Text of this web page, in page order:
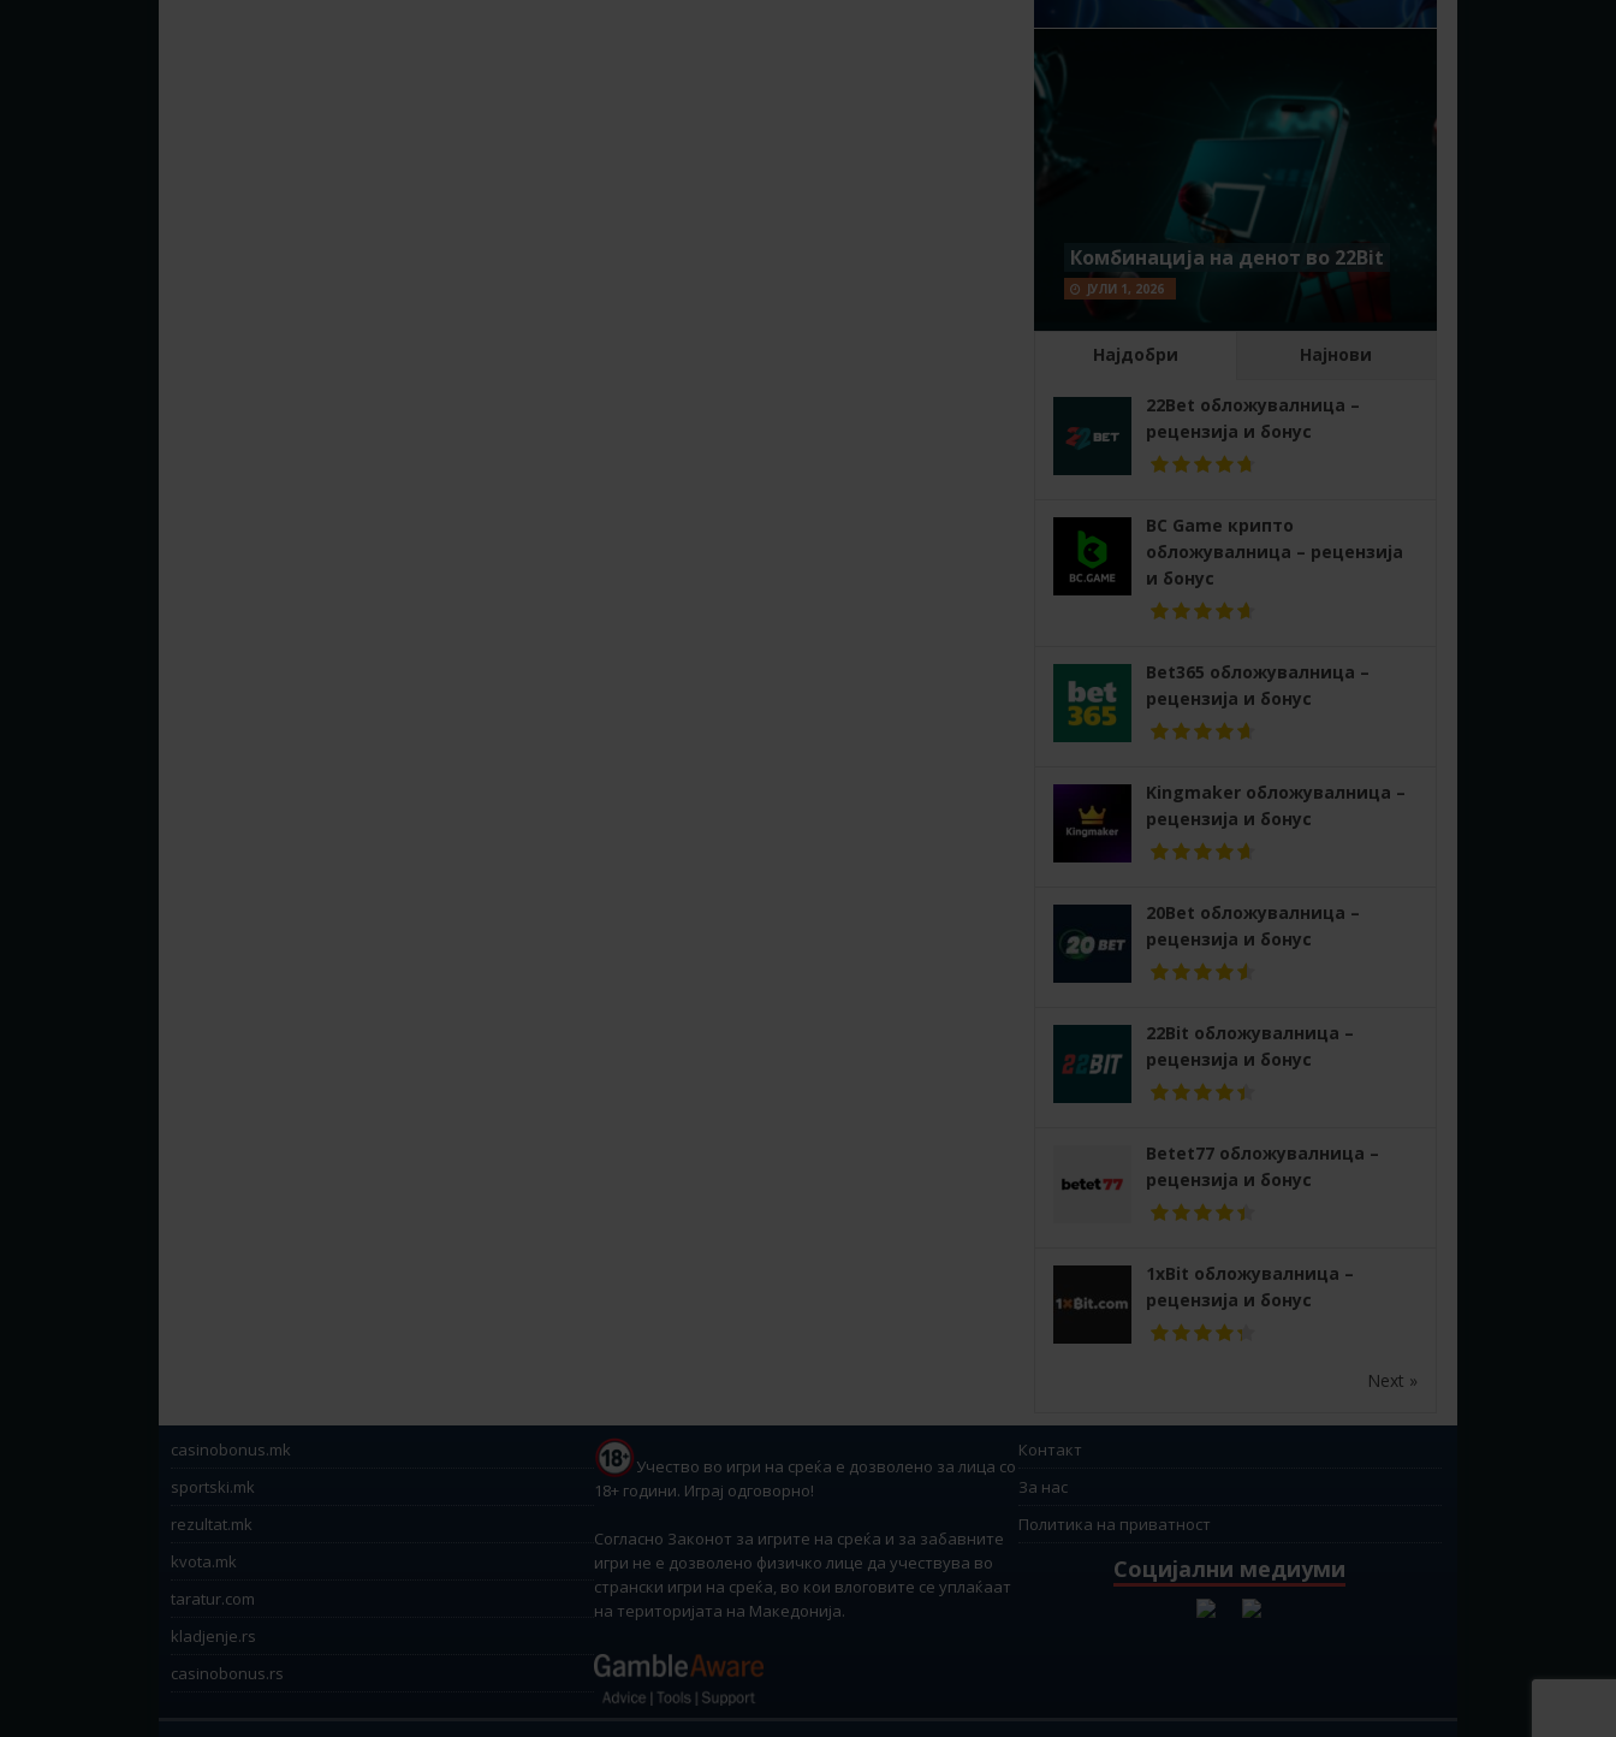
Комбинација на денот во 22Bit
ЈУЛИ 1, 2026
Најдобри Најнови
22Bet обложувалница –
рецензија и бонус
BC Game крипто
обложувалница – рецензија
и бонус
Bet365 обложувалница –
рецензија и бонус
Kingmaker обложувалница –
рецензија и бонус
20Bet обложувалница –
рецензија и бонус
22Bit обложувалница –
рецензија и бонус
Betet77 обложувалница –
рецензија и бонус
1xBit обложувалница –
рецензија и бонус
Next »
casinobonus.mk
sportski.mk
rezultat.mk
kvota.mk
taratur.com
kladjenje.rs
casinobonus.rs
Учество во игри на среќа е дозволено за лица со
18+ години. Играј одговорно!
Согласно Законот за игрите на среќа и за забавните
игри не е дозволено физичко лице да учествува во
странски игри на среќа, во кои влоговите се уплаќаат
на територијата на Македонија.
Контакт
За нас
Политика на приватност
Социјални медиуми